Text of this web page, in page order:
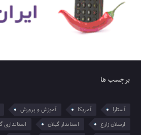
برچسب ها
آستارا آمریکا آموزش و پرورش
ارسلان زارع
استاندار گیلان استانداری